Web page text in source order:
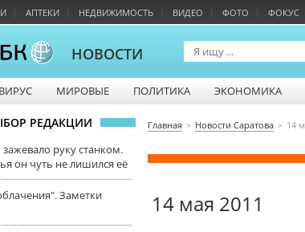
АПТЕКИ НЕДВИЖИМОСТЬ ВИДЕО ФОТО ФОКУС
НОВОСТИ
МИРОВЫЕ ПОЛИТИКА ЭКОНОМИКА
РЕДАКЦИИ
руку станком.
он чуть не лишился её
Заметки
Главная Новости Саратова 14
14 мая 2011